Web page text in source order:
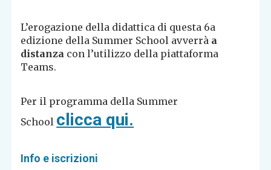
L’erogazione della didattica di questa 6a
edizione della Summer School avverrà a
distanza con l’utilizzo della piattaforma
Teams.
Per il programma della Summer
School clicca qui.
Info e iscrizioni